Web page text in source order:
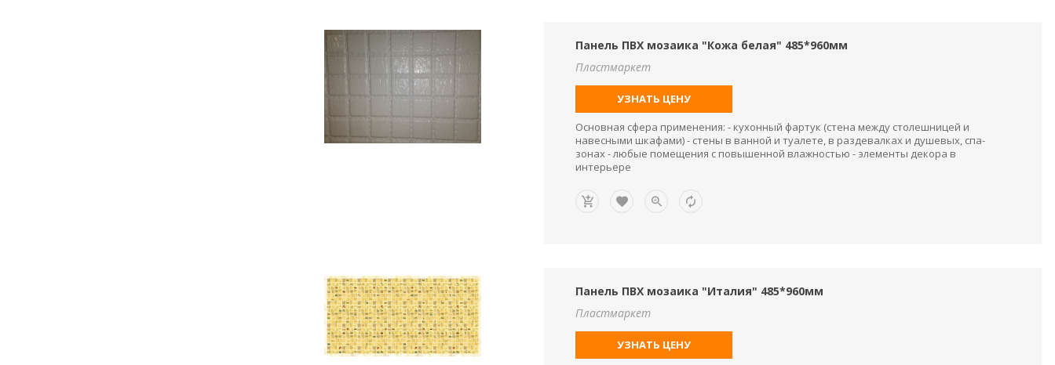
Панель ПВХ мозаика "Кожа белая" 485*960мм
Пластмаркет
УЗНАТЬ ЦЕНУ
Основная сфера применения: - кухонный фартук (стена между столешницей и
навесными шкафами) - стены в ванной и туалете, в раздевалках и душевых, спа-
зонах - любые помещения с повышенной влажностью - элементы декора в
интерьере
Панель ПВХ мозаика "Италия" 485*960мм
Пластмаркет
УЗНАТЬ ЦЕНУ